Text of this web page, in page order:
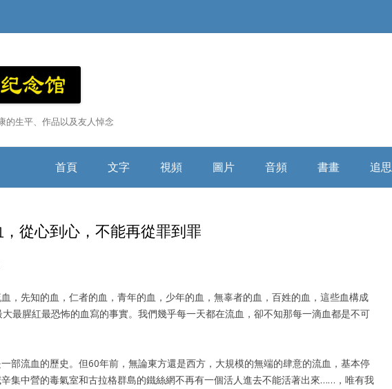
的生平、作品以及友人悼念
Skip
to
content
首頁 文字
民國時代
縱論天下
存亡繼絕
視頻
海外媒體
圖片
大學時期
體制外時期
音頻 書畫
審判幽靈
浩氣長流
追思
從心到心，不能再從罪到罪
，先知的血，仁者的血，青年的血，少年的血，無辜者的血，百姓的血，這些血構成
最腥紅最恐怖的血寫的事實。我們幾乎每一天都在流血，卻不知那每一滴血都是不可
部流血的歷史。但60年前，無論東方還是西方，大規模的無端的肆意的流血，基本停
集中營的毒氣室和古拉格群島的鐵絲網不再有一個活人進去不能活著出來……，唯有我